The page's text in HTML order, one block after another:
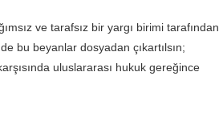
ve tarafsız bir yargı birimi tarafından
bu beyanlar dosyadan çıkartılsın;
uluslararası hukuk gereğince